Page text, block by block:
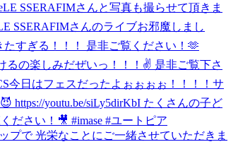
LE SSERAFIMさんと写真も撮らせて頂きま
SSERAFIMさんのライブお邪魔しまし
すぎる！！！ 是非ご覧ください！🫶
るの楽しみだぜいっ！！！✌️ 是非ご覧下さ
今日はフェスだったよぉぉぉぉ！！！！サ
https://youtu.be/siLy5dirKbI たくさんの子ど
ださい！🎥 #imase #ユートピア
プで 光栄なことにご一緒させていただきま